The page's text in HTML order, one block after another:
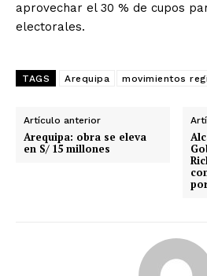
aprovechar el 30 % de cupos
electorales.
TAGS Arequipa movimientos
Artículo anterior
Arequipa: obra se eleva
en S/ 15 millones